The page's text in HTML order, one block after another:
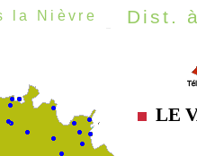
la Nièvre Dist.
LE